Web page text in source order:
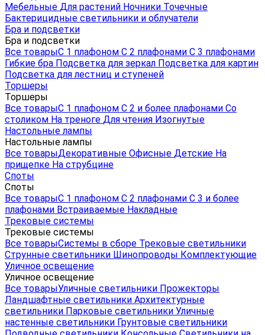
Мебельные Для растений Ночники Точечные
Бактерицидные светильники и облучатели
Бра и подсветки
Бра и подсветки
Все товарыС 1 плафоном С 2 плафонами С 3 плафонами
Гибкие бра Подсветка для зеркал Подсветка для картин
Подсветка для лестниц и ступеней
Торшеры
Торшеры
Все товарыС 1 плафоном С 2 и более плафонами Со
столиком На треноге Для чтения Изогнутые
Настольные лампы
Настольные лампы
Все товарыДекоративные Офисные Детские На
прищепке На струбцине
Споты
Споты
Все товарыС 1 плафоном С 2 плафонами С 3 и более
плафонами Встраиваемые Накладные
Трековые системы
Трековые системы
Все товарыСистемы в сборе Трековые светильники
Струнные светильники Шинопроводы Комплектующие
Уличное освещение
Уличное освещение
Все товарыУличные светильники Прожекторы
Ландшафтные светильники Архитектурные
светильники Парковые светильники Уличные
настенные светильники Грунтовые светильники